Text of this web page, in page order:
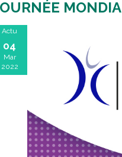
Actu
04
Mar
2022